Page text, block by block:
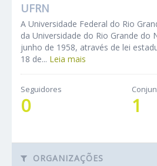
UFRN
A Universidade Federal do Rio
da Universidade do Rio Grande do
junho de 1958, através de lei
18 de... Leia mais
Seguidores
0 1
ORGANIZAÇÕES